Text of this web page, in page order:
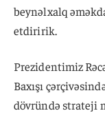
beynəlxalq
etdiririk.
Prezidentimiz
Baxışı
dövründə strateji